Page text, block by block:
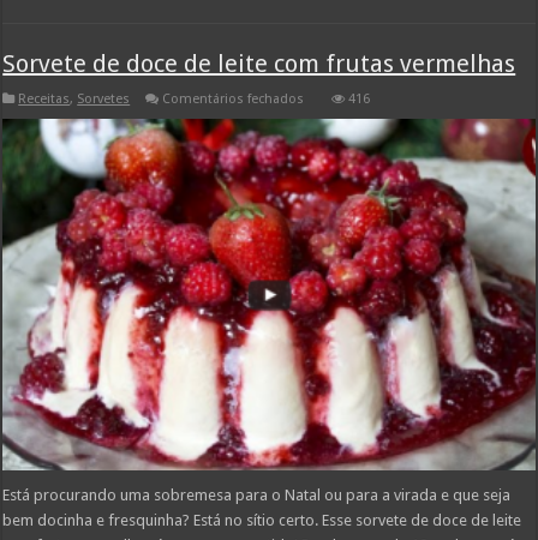
Sorvete de doce de leite com frutas vermelhas
Receitas, Sorvetes Comentários fechados
de
doce
de
leite
com
frutas
vermelhas
416
Está procurando uma sobremesa para o Natal ou para a virada e que seja
bem docinha e fresquinha? Está no sítio certo. Esse sorvete de doce de leite